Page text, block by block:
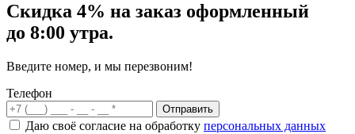
Скидка 4% на заказ оформленный
до 8:00 утра.
Введите номер, и мы перезвоним!
Телефон
Отправить
Даю своё согласие на обработку персональных данных